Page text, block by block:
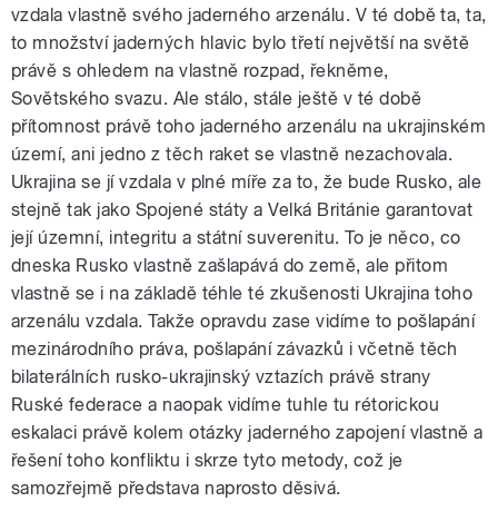
vzdala vlastně svého jaderného arzenálu. V té době ta, ta,
to množství jaderných hlavic bylo třetí největší na světě
právě s ohledem na vlastně rozpad, řekněme,
Sovětského svazu. Ale stálo, stále ještě v té době
přítomnost právě toho jaderného arzenálu na ukrajinském
území, ani jedno z těch raket se vlastně nezachovala.
Ukrajina se jí vzdala v plné míře za to, že bude Rusko, ale
stejně tak jako Spojené státy a Velká Británie garantovat
její územní, integritu a státní suverenitu. To je něco, co
dneska Rusko vlastně zašlapává do země, ale přitom
vlastně se i na základě téhle té zkušenosti Ukrajina toho
arzenálu vzdala. Takže opravdu zase vidíme to pošlapání
mezinárodního práva, pošlapání závazků i včetně těch
bilaterálních rusko-ukrajinský vztazích právě strany
Ruské federace a naopak vidíme tuhle tu rétorickou
eskalaci právě kolem otázky jaderného zapojení vlastně a
řešení toho konfliktu i skrze tyto metody, což je
samozřejmě představa naprosto děsivá.